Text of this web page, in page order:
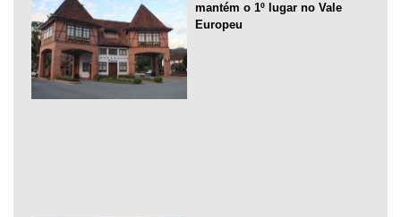
mantém o 1º lugar no Vale
Europeu